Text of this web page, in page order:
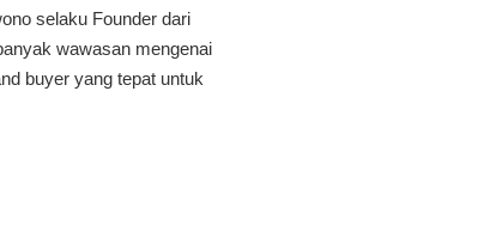
selaku Founder dari
wawasan mengenai
buyer yang tepat untuk